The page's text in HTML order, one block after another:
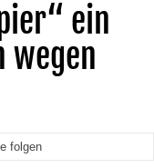
ein
wegen
folgen